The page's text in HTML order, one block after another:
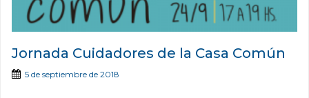
Jornada Cuidadores de la Casa Común
5 de septiembre de 2018